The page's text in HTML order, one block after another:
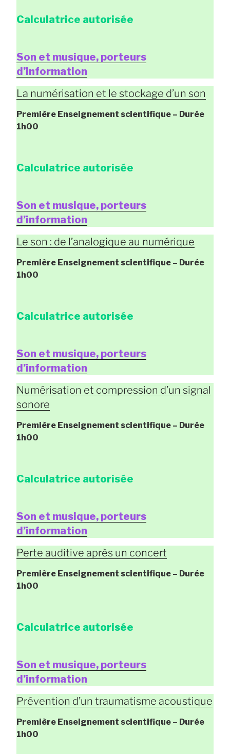
Calculatrice autorisée
Son et musique, porteurs
d’information
La numérisation et le stockage d’un son
Première Enseignement scientifique – Durée
1h00
Calculatrice autorisée
Son et musique, porteurs
d’information
Le son : de l’analogique au numérique
Première Enseignement scientifique – Durée
1h00
Calculatrice autorisée
Son et musique, porteurs
d’information
Numérisation et compression d’un signal
sonore
Première Enseignement scientifique – Durée
1h00
Calculatrice autorisée
Son et musique, porteurs
d’information
Perte auditive après un concert
Première Enseignement scientifique – Durée
1h00
Calculatrice autorisée
Son et musique, porteurs
d’information
Prévention d’un traumatisme acoustique
Première Enseignement scientifique – Durée
1h00